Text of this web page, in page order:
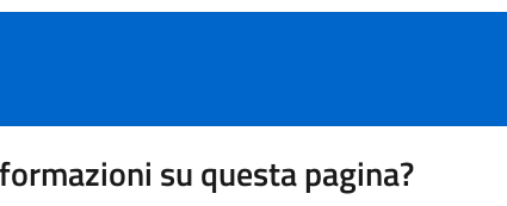
su questa pagina?